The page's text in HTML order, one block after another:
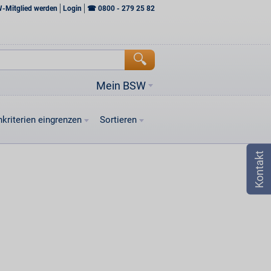
Mitglied werden Login ☎ 0800 - 279 25 82
Mein BSW
eingrenzen Sortieren